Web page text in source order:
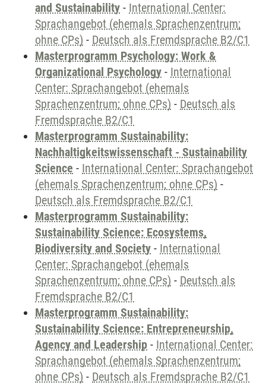
and Sustainability - International Center:
Sprachangebot (ehemals Sprachenzentrum;
ohne CPs) - Deutsch als Fremdsprache B2/C1
Masterprogramm Psychology: Work &
Organizational Psychology - International
Center: Sprachangebot (ehemals
Sprachenzentrum; ohne CPs) - Deutsch als
Fremdsprache B2/C1
Masterprogramm Sustainability:
Nachhaltigkeitswissenschaft - Sustainability
Science - International Center: Sprachangebot
(ehemals Sprachenzentrum; ohne CPs) -
Deutsch als Fremdsprache B2/C1
Masterprogramm Sustainability:
Sustainability Science: Ecosystems,
Biodiversity and Society - International
Center: Sprachangebot (ehemals
Sprachenzentrum; ohne CPs) - Deutsch als
Fremdsprache B2/C1
Masterprogramm Sustainability:
Sustainability Science: Entrepreneurship,
Agency and Leadership - International Center:
Sprachangebot (ehemals Sprachenzentrum;
ohne CPs) - Deutsch als Fremdsprache B2/C1